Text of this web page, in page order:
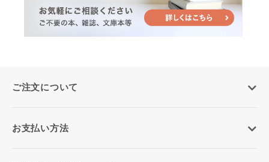
ご注文について
お支払い方法